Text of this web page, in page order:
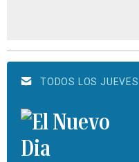
TODOS LOS JUEVES